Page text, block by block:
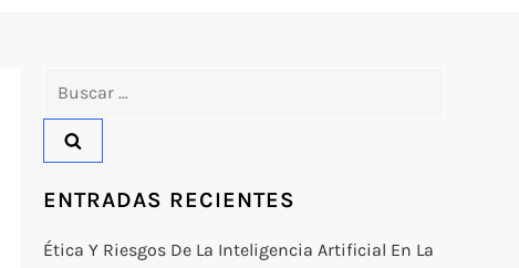
ENTRADAS RECIENTES
Ética Y Riesgos De La Inteligencia Artificial En La